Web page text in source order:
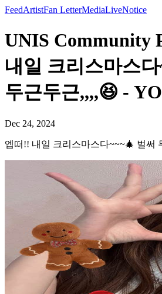
FeedArtistFan LetterMediaLiveNotice
UNIS Community
내일 크리스마스
두근두근,,,,😆 -
Dec 24, 2024
엡떠!! 내일 크리스마스다~~~🎄 벌써